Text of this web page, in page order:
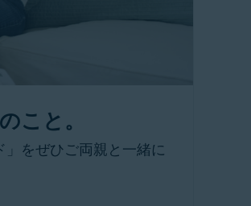
こと。
をぜひご両親と一緒に